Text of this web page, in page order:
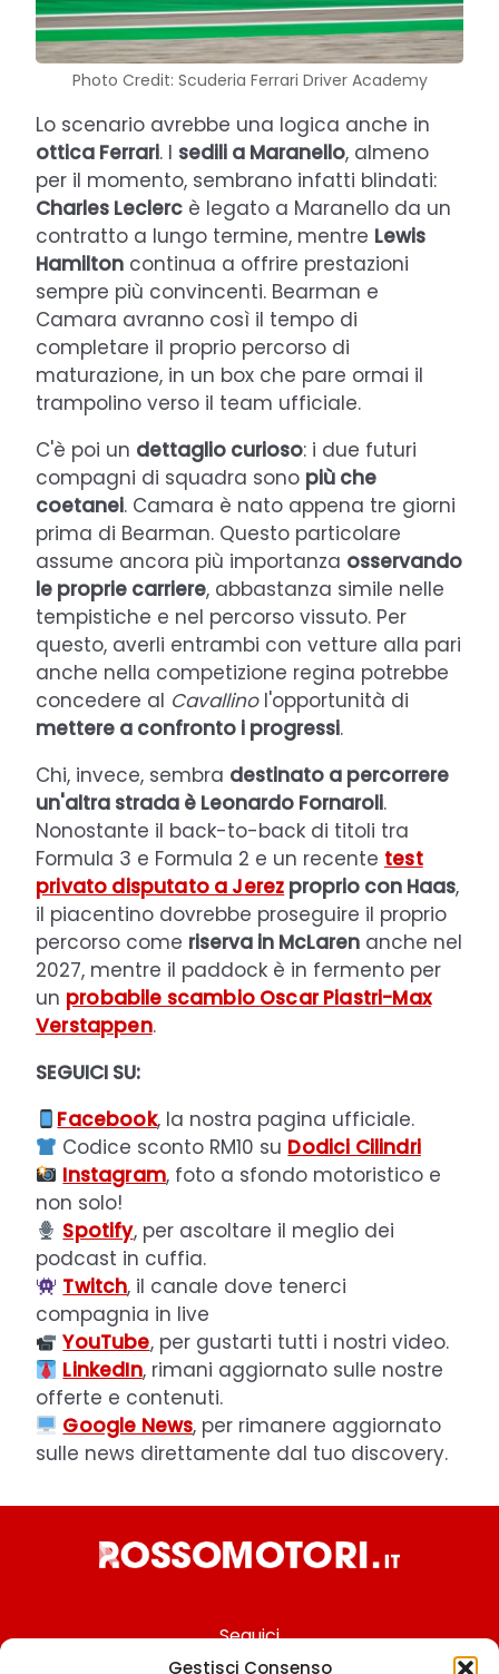
Gestisci Consenso
Photo Credit: Scuderia Ferrari Driver Academy
Lo scenario avrebbe una logica anche in
ottica Ferrari. I sedili a Maranello, almeno
per il momento, sembrano infatti blindati:
Charles Leclerc è legato a Maranello da un
contratto a lungo termine, mentre Lewis
Hamilton continua a offrire prestazioni
sempre più convincenti. Bearman e
Camara avranno così il tempo di
completare il proprio percorso di
maturazione, in un box che pare ormai il
trampolino verso il team ufficiale.
C'è poi un dettaglio curioso: i due futuri
compagni di squadra sono più che
coetanei. Camara è nato appena tre giorni
prima di Bearman. Questo particolare
assume ancora più importanza osservando
le proprie carriere, abbastanza simile nelle
tempistiche e nel percorso vissuto. Per
questo, averli entrambi con vetture alla pari
anche nella competizione regina potrebbe
concedere al Cavallinol'opportunità di
mettere a confronto i progressi.
Chi, invece, sembra destinato a percorrere
un'altra strada è Leonardo Fornaroli.
Nonostante il back-to-back di titoli tra
Formula 3 e Formula 2 e un recente test
privato disputato a Jerez proprio con Haas,
il piacentino dovrebbe proseguire il proprio
percorso come riserva in McLaren anche nel
2027, mentre il paddock è in fermento per
un probabile scambio Oscar Piastri-Max
Verstappen.
SEGUICI SU:
Facebook, la nostra pagina ufficiale.
Codice sconto RM10 su Dodici Cilindri
Instagram, foto a sfondo motoristico e
non solo!
Spotify, per ascoltare il meglio dei
podcast in cuffia.
Twitch, il canale dove tenerci
compagnia in live
YouTube, per gustarti tutti i nostri video.
LinkedIn, rimani aggiornato sulle nostre
offerte e contenuti.
Google News, per rimanere aggiornato
sulle news direttamente dal tuo discovery.
Seguici